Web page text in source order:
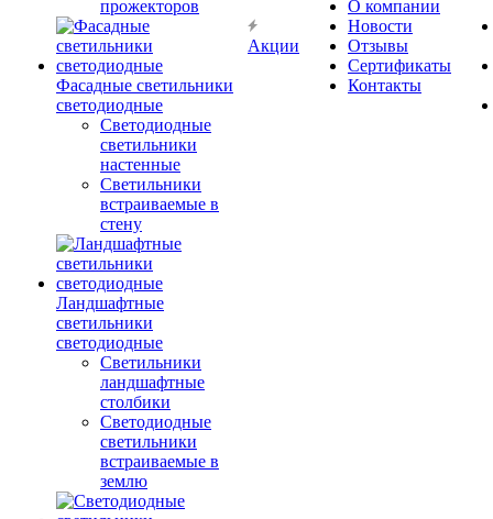
прожекторов
Фасадные светильники
светодиодные
Светодиодные
светильники
настенные
Светильники
встраиваемые в
стену
Ландшафтные
светильники
светодиодные
Светильники
ландшафтные
столбики
Светодиодные
светильники
встраиваемые в
землю
Акции
О компании
Новости
Отзывы
Сертификаты
Контакты